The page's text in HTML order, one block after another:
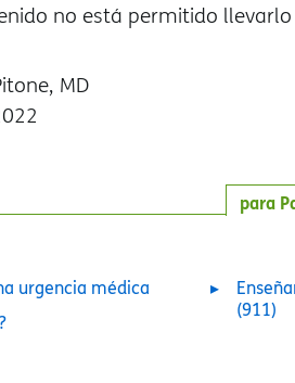
no está permitido
MD
para
urgencia médica
(911)